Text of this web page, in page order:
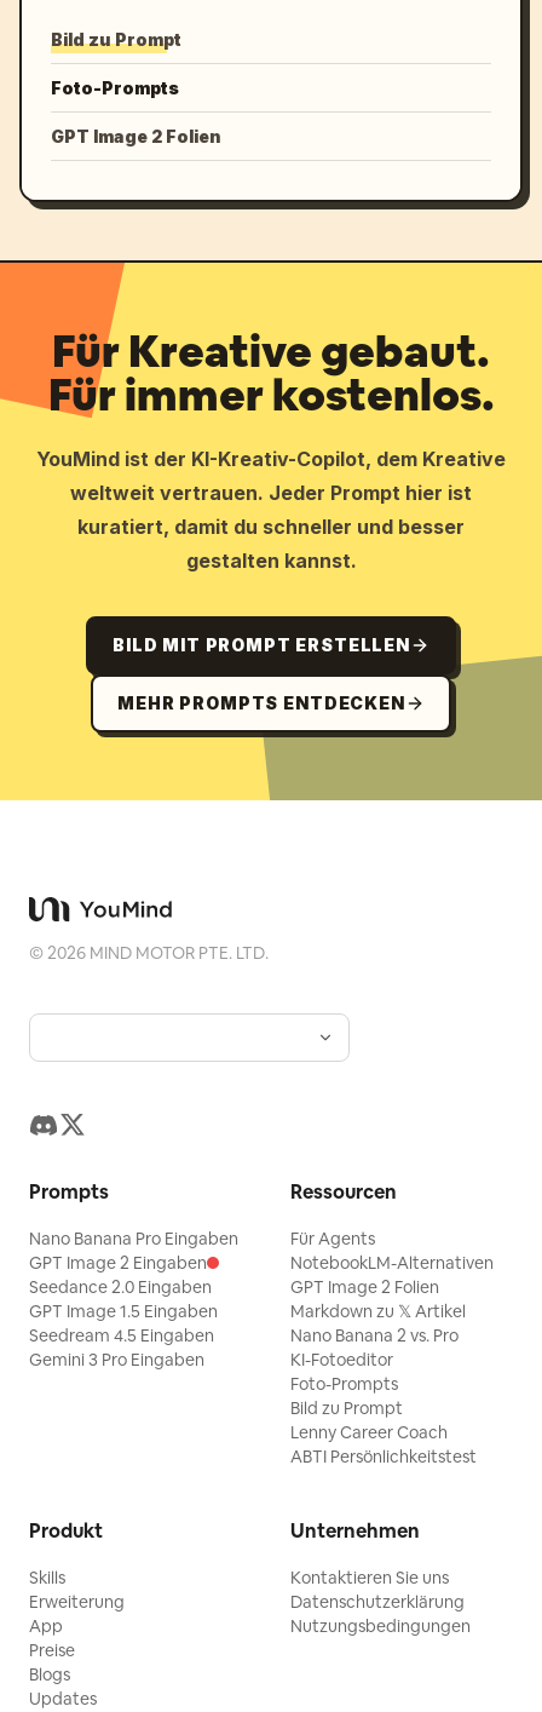
Bild zu Prompt
Foto-Prompts
GPT Image 2 Folien
Für Kreative gebaut.
Für immer kostenlos.
YouMind ist der KI-Kreativ-Copilot, dem Kreative
weltweit vertrauen. Jeder Prompt hier ist
kuratiert, damit du schneller und besser
gestalten kannst.
BILD MIT PROMPT ERSTELLEN
MEHR PROMPTS ENTDECKEN
©2026 MIND MOTOR PTE. LTD.
Prompts
Nano Banana Pro Eingaben
GPT Image 2 Eingaben
Seedance 2.0 Eingaben
GPT Image 1.5 Eingaben
Seedream 4.5 Eingaben
Gemini 3 Pro Eingaben
Ressourcen
Für Agents
NotebookLM-Alternativen
GPT Image 2 Folien
Markdown zu 𝕏 Artikel
Nano Banana 2 vs. Pro
KI-Fotoeditor
Foto-Prompts
Bild zu Prompt
Lenny Career Coach
ABTI Persönlichkeitstest
Produkt
Skills
Erweiterung
App
Preise
Blogs
Updates
Unternehmen
Kontaktieren Sie uns
Datenschutzerklärung
Nutzungsbedingungen